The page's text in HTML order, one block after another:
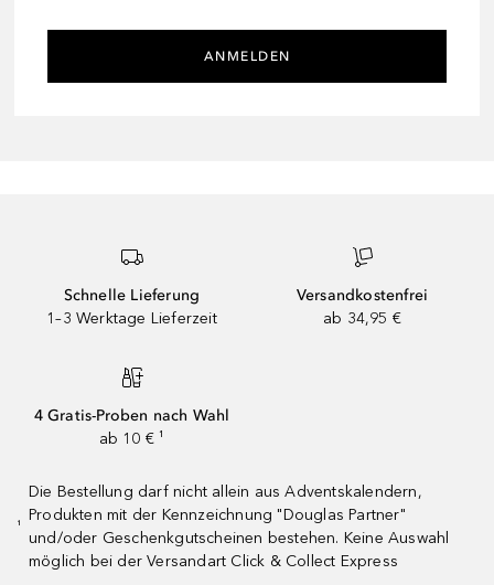
ANMELDEN
Schnelle Lieferung
1–3 Werktage Lieferzeit
Versandkostenfrei
ab 34,95 €
4 Gratis-Proben nach Wahl
ab 10 € ¹
¹
Die Bestellung darf nicht allein aus Adventskalendern,
Produkten mit der Kennzeichnung "Douglas Partner"
und/oder Geschenkgutscheinen bestehen. Keine Auswahl
möglich bei der Versandart Click & Collect Express